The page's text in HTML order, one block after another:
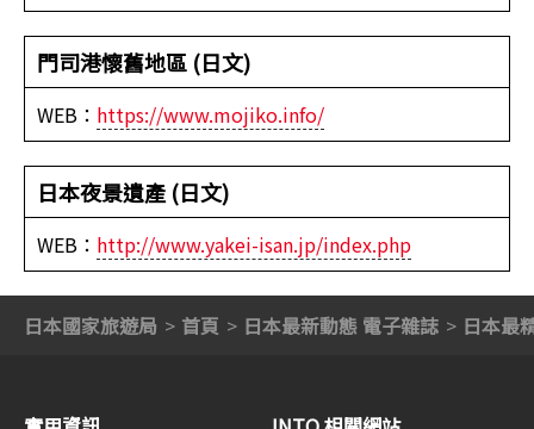
門司港懷舊地區 (日文)
WEB： https://www.mojiko.info/
日本夜景遺產 (日文)
WEB： http://www.yakei-isan.jp/index.php
日本國家旅遊局 首頁 日本最新動態 電子雜誌 日本最